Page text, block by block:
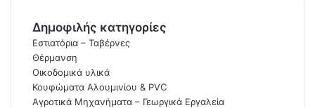
Δημοφιλής κατηγορίες
Εστιατόρια – Ταβέρνες
Θέρμανση
Οικοδομικά υλικά
Κουφώματα Αλουμινίου & PVC
Αγροτικά Μηχανήματα – Γεωργικά Εργαλεία